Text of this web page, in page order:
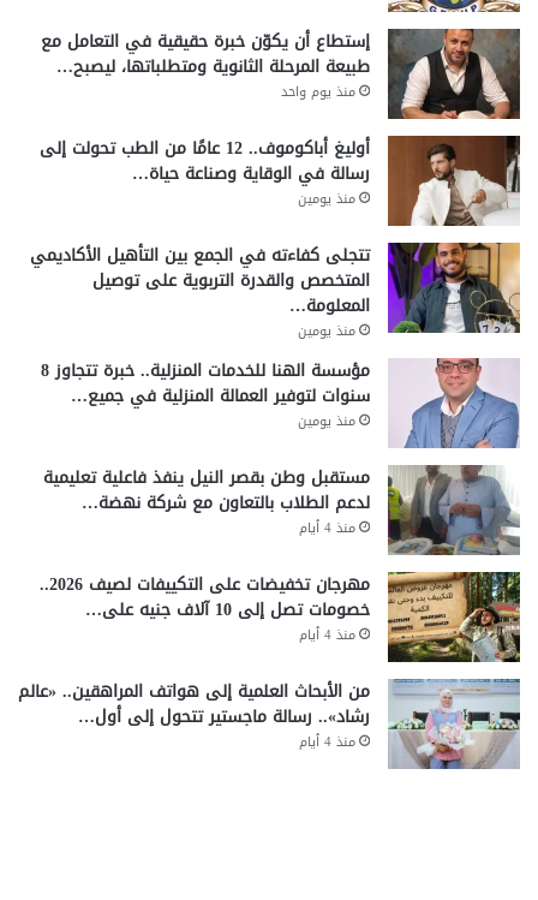
إستطاع أن يكوّن خبرة حقيقية في التعامل مع
طبيعة المرحلة الثانوية ومتطلباتها، ليصبح…
منذ يوم واحد
أوليغ أباكوموف.. 12 عامًا من الطب تحولت إلى
رسالة في الوقاية وصناعة حياة…
منذ يومين
تتجلى كفاءته في الجمع بين التأهيل الأكاديمي
المتخصص والقدرة التربوية على توصيل
المعلومة…
منذ يومين
مؤسسة الهنا للخدمات المنزلية.. خبرة تتجاوز 8
سنوات لتوفير العمالة المنزلية في جميع…
منذ يومين
مستقبل وطن بقصر النيل ينفذ فاعلية تعليمية
لدعم الطلاب بالتعاون مع شركة نهضة…
منذ 4 أيام
مهرجان تخفيضات على التكييفات لصيف 2026..
خصومات تصل إلى 10 آلاف جنيه على…
منذ 4 أيام
من الأبحاث العلمية إلى هواتف المراهقين.. «عالم
رشاد».. رسالة ماجستير تتحول إلى أول…
منذ 4 أيام